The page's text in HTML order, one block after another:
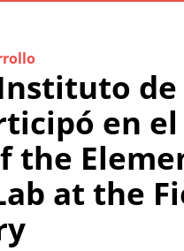
de
en
the
at the